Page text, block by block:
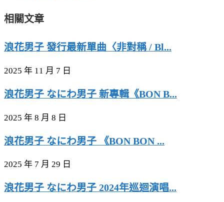
相關文章
浪花男子 發行最新單曲〈非對稱 / Bl...
2025 年 11 月 7 日
浪花男子 なにわ男子 新專輯《BON B...
2025 年 8 月 8 日
浪花男子 なにわ男子 《BON BON ...
2025 年 7 月 29 日
浪花男子 なにわ男子 2024年巡迴演唱...